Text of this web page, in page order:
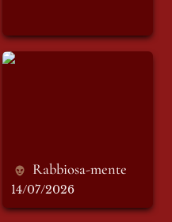
Rabbiosa-mente
Rabbiosa-mente
14/07/2026